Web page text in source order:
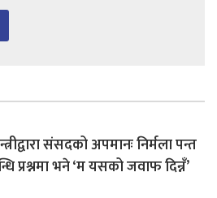
संसदको अपमानः निर्मला पन्त
प्रश्नमा भने ‘म यसको जवाफ दिन्नँ’